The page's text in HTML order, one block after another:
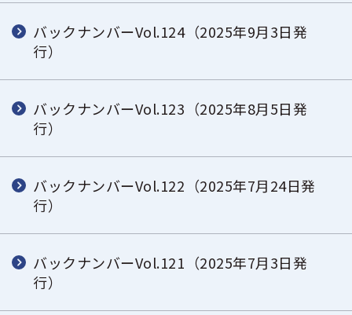
バックナンバーVol.124（2025年9月3日発
行）
バックナンバーVol.123（2025年8月5日発
行）
バックナンバーVol.122（2025年7月24日発
行）
バックナンバーVol.121（2025年7月3日発
行）